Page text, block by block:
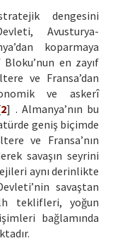
dengesini
Avusturya-
koparmaya
en zayıf
ve Fransa’dan
ve askerî
2] . Almanya’nın bu
geniş biçimde
ve Fransa’nın
savaşın seyrini
aynı derinlikte
savaştan
teklifleri, yoğun
bağlamında